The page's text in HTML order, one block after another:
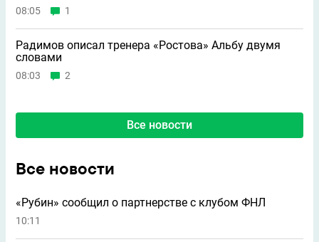
08:05 1
Радимов описал тренера «Ростова» Альбу двумя
словами
08:03 2
Все новости
Все новости
«Рубин» сообщил о партнерстве с клубом ФНЛ
10:11